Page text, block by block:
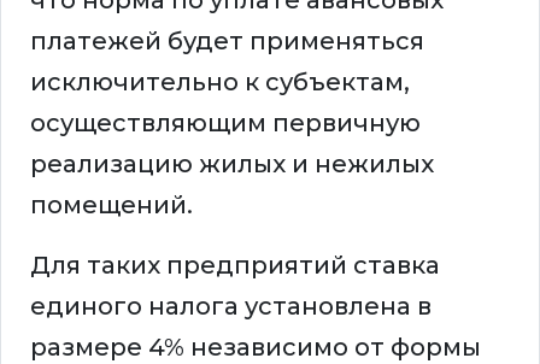
платежей будет применяться
исключительно к субъектам,
осуществляющим первичную
реализацию жилых и нежилых
помещений.
Для таких предприятий ставка
единого налога установлена в
размере 4% независимо от формы